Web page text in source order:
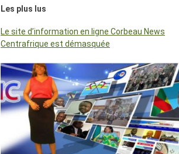
Les plus lus
Le site d’information en ligne Corbeau News
Centrafrique est démasquée